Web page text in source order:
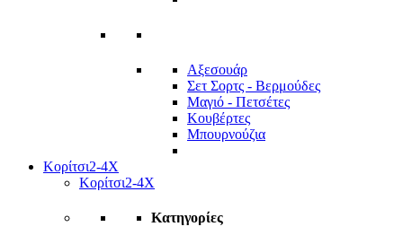
Αξεσουάρ
Σετ Σορτς - Βερμούδες
Μαγιό - Πετσέτες
Κουβέρτες
Μπουρνούζια
Κορίτσι2-4Χ
Κορίτσι2-4Χ
Κατηγορίες